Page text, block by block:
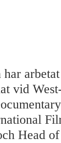
vid
Head